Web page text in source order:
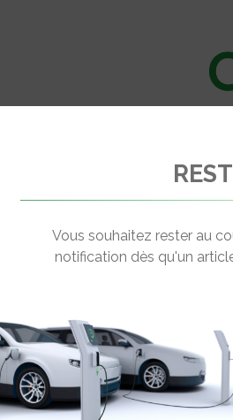
AU FORUM
Vous souhaitez rester au
notification dès qu'un